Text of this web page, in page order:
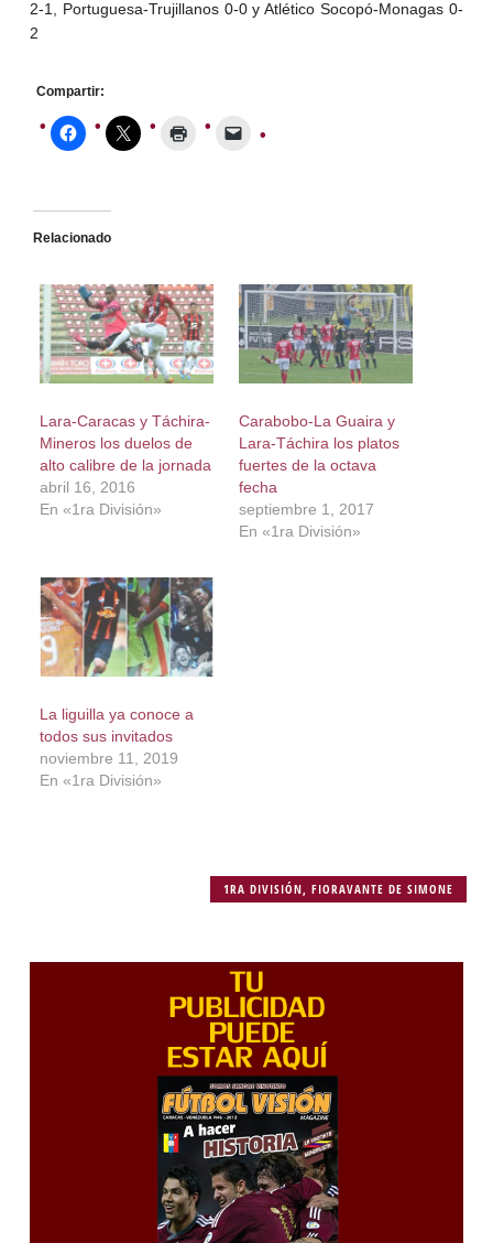
2-1, Portuguesa-Trujillanos 0-0 y Atlético Socopó-Monagas 0-
2
Compartir:
Relacionado
Lara-Caracas y Táchira-
Mineros los duelos de
alto calibre de la jornada
abril 16, 2016
En «1ra División»
Carabobo-La Guaira y
Lara-Táchira los platos
fuertes de la octava
fecha
septiembre 1, 2017
En «1ra División»
La liguilla ya conoce a
todos sus invitados
noviembre 11, 2019
En «1ra División»
1RA DIVISIÓN,FIORAVANTE DE SIMONE